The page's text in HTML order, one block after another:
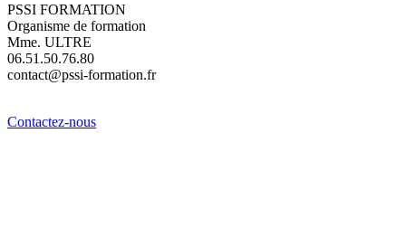
PSSI FORMATION
Organisme de formation
Mme. ULTRE
06.51.50.76.80
contact@pssi-formation.fr
Contactez-nous